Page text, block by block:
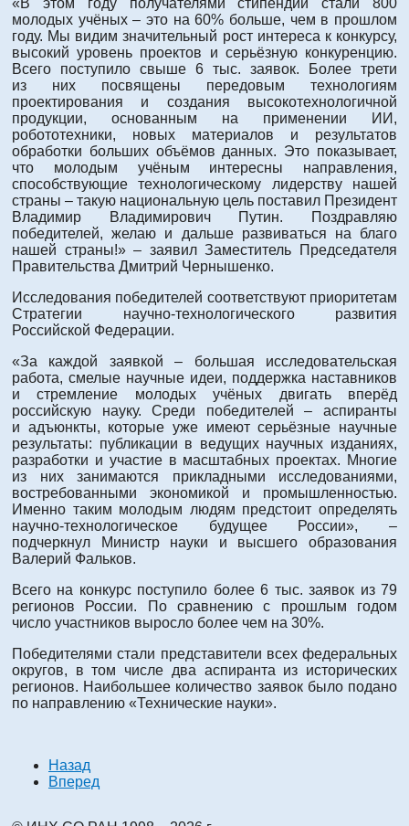
молодых учёных – это на 60% больше, чем в прошлом
году. Мы видим значительный рост интереса к конкурсу,
высокий уровень проектов и серьёзную конкуренцию.
Всего поступило свыше 6 тыс. заявок. Более трети
из них посвящены передовым технологиям
проектирования и создания высокотехнологичной
продукции, основанным на применении ИИ,
робототехники, новых материалов и результатов
обработки больших объёмов данных. Это показывает,
что молодым учёным интересны направления,
способствующие технологическому лидерству нашей
страны – такую национальную цель поставил Президент
Владимир Владимирович Путин. Поздравляю
победителей, желаю и дальше развиваться на благо
нашей страны!» – заявил Заместитель Председателя
Правительства Дмитрий Чернышенко.
Исследования победителей соответствуют приоритетам
Стратегии научно-технологического развития
Российской Федерации.
«За каждой заявкой – большая исследовательская
работа, смелые научные идеи, поддержка наставников
и стремление молодых учёных двигать вперёд
российскую науку. Среди победителей – аспиранты
и адъюнкты, которые уже имеют серьёзные научные
результаты: публикации в ведущих научных изданиях,
разработки и участие в масштабных проектах. Многие
из них занимаются прикладными исследованиями,
востребованными экономикой и промышленностью.
Именно таким молодым людям предстоит определять
научно-технологическое будущее России», –
подчеркнул Министр науки и высшего образования
Валерий Фальков.
Всего на конкурс поступило более 6 тыс. заявок из 79
регионов России. По сравнению с прошлым годом
число участников выросло более чем на 30%.
Победителями стали представители всех федеральных
округов, в том числе два аспиранта из исторических
регионов. Наибольшее количество заявок было подано
по направлению «Технические науки».
Назад
Вперед